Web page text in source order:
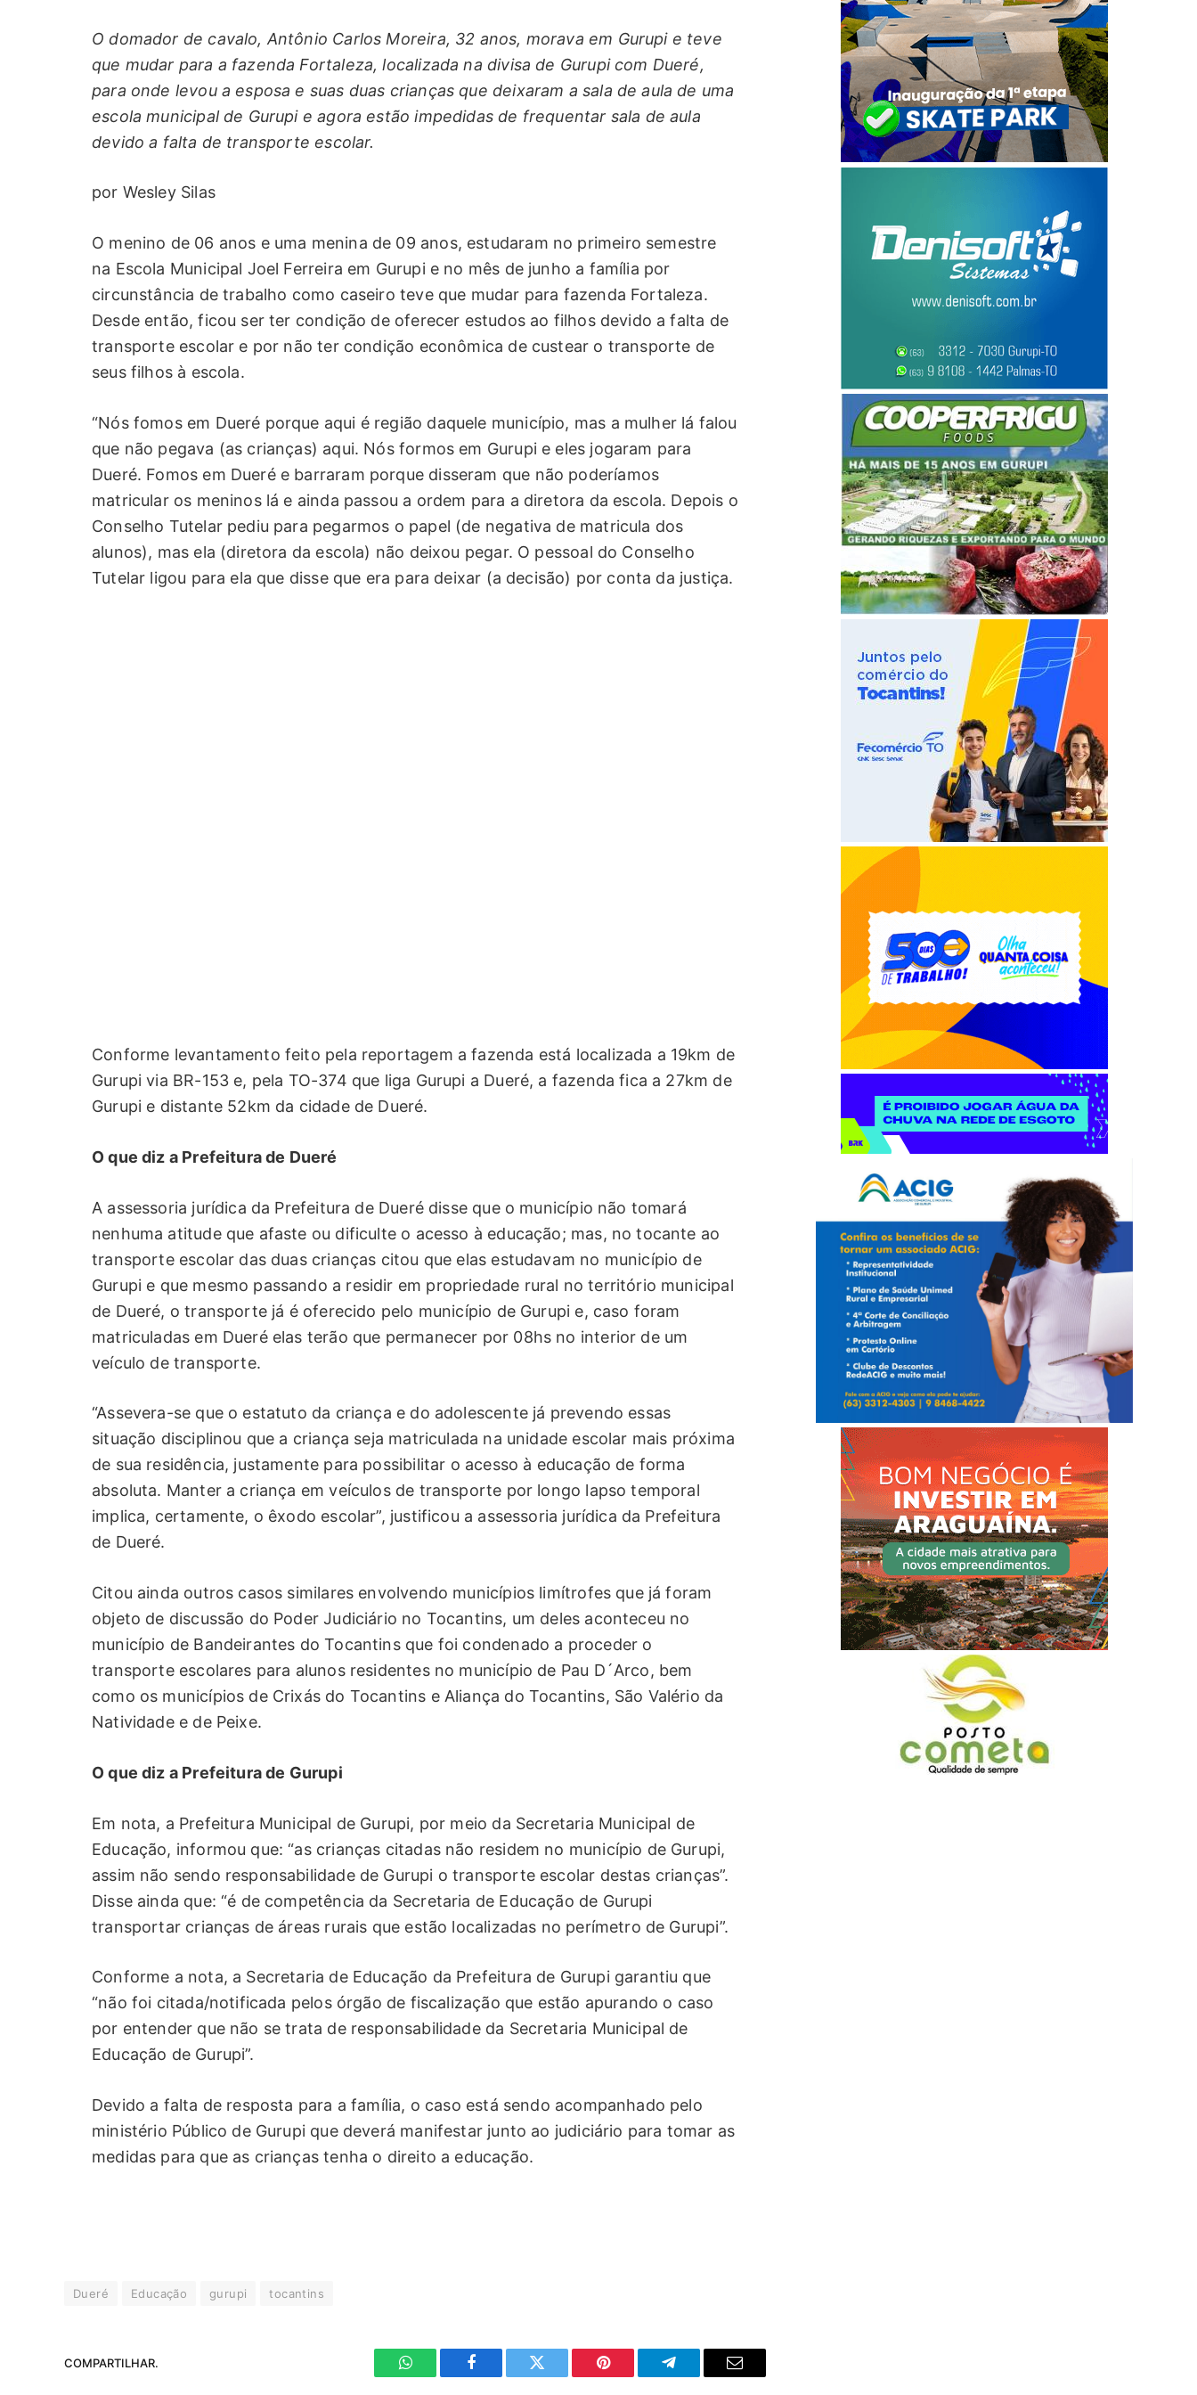
O domador de cavalo, Antônio Carlos Moreira, 32 anos, morava em Gurupi e teve
que mudar para a fazenda Fortaleza, localizada na divisa de Gurupi com Dueré,
para onde levou a esposa e suas duas crianças que deixaram a sala de aula de uma
escola municipal de Gurupi e agora estão impedidas de frequentar sala de aula
devido a falta de transporte escolar.
por Wesley Silas
O menino de 06 anos e uma menina de 09 anos, estudaram no primeiro semestre
na Escola Municipal Joel Ferreira em Gurupi e no mês de junho a família por
circunstância de trabalho como caseiro teve que mudar para fazenda Fortaleza.
Desde então, ficou ser ter condição de oferecer estudos ao filhos devido a falta de
transporte escolar e por não ter condição econômica de custear o transporte de
seus filhos à escola.
“Nós fomos em Dueré porque aqui é região daquele município, mas a mulher lá falou
que não pegava (as crianças) aqui. Nós formos em Gurupi e eles jogaram para
Dueré. Fomos em Dueré e barraram porque disseram que não poderíamos
matricular os meninos lá e ainda passou a ordem para a diretora da escola. Depois o
Conselho Tutelar pediu para pegarmos o papel (de negativa de matricula dos
alunos), mas ela (diretora da escola) não deixou pegar. O pessoal do Conselho
Tutelar ligou para ela que disse que era para deixar (a decisão) por conta da justiça.
Conforme levantamento feito pela reportagem a fazenda está localizada a 19km de
Gurupi via BR-153 e, pela TO-374 que liga Gurupi a Dueré, a fazenda fica a 27km de
Gurupi e distante 52km da cidade de Dueré.
O que diz a Prefeitura de Dueré
A assessoria jurídica da Prefeitura de Dueré disse que o município não tomará
nenhuma atitude que afaste ou dificulte o acesso à educação; mas, no tocante ao
transporte escolar das duas crianças citou que elas estudavam no município de
Gurupi e que mesmo passando a residir em propriedade rural no território municipal
de Dueré, o transporte já é oferecido pelo município de Gurupi e, caso foram
matriculadas em Dueré elas terão que permanecer por 08hs no interior de um
veículo de transporte.
“Assevera-se que o estatuto da criança e do adolescente já prevendo essas
situação disciplinou que a criança seja matriculada na unidade escolar mais próxima
de sua residência, justamente para possibilitar o acesso à educação de forma
absoluta. Manter a criança em veículos de transporte por longo lapso temporal
implica, certamente, o êxodo escolar”, justificou a assessoria jurídica da Prefeitura
de Dueré.
Citou ainda outros casos similares envolvendo municípios limítrofes que já foram
objeto de discussão do Poder Judiciário no Tocantins, um deles aconteceu no
município de Bandeirantes do Tocantins que foi condenado a proceder o
transporte escolares para alunos residentes no município de Pau D´Arco, bem
como os municípios de Crixás do Tocantins e Aliança do Tocantins, São Valério da
Natividade e de Peixe.
O que diz a Prefeitura de Gurupi
Em nota, a Prefeitura Municipal de Gurupi, por meio da Secretaria Municipal de
Educação, informou que: “as crianças citadas não residem no município de Gurupi,
assim não sendo responsabilidade de Gurupi o transporte escolar destas crianças”.
Disse ainda que: “é de competência da Secretaria de Educação de Gurupi
transportar crianças de áreas rurais que estão localizadas no perímetro de Gurupi”.
Conforme a nota, a Secretaria de Educação da Prefeitura de Gurupi garantiu que
“não foi citada/notificada pelos órgão de fiscalização que estão apurando o caso
por entender que não se trata de responsabilidade da Secretaria Municipal de
Educação de Gurupi”.
Devido a falta de resposta para a família, o caso está sendo acompanhado pelo
ministério Público de Gurupi que deverá manifestar junto ao judiciário para tomar as
medidas para que as crianças tenha o direito a educação.
Dueré Educação gurupi tocantins
COMPARTILHAR.
WhatsAppFacebook Twitter Pinterest TelegramaE-